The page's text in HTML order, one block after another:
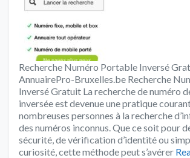
Recherche Numéro Portable Inversé
AnnuairePro-Bruxelles.be Recherche
Inversé Gratuit La recherche de numéro
inversée est devenue une pratique
nombreuses personnes à la recherche
des numéros inconnus. Que ce soit pour
sécurité, de vérification d’identité ou
curiosité, cette méthode peut s’avérer